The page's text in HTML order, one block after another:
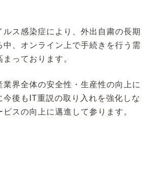
ルス感染症により、外出自粛の長期
中、オンライン上で手続きを行う需
っております。
業界全体の安全性・生産性の向上に
今後もIT重説の取り入れを強化しな
スの向上に邁進して参ります。